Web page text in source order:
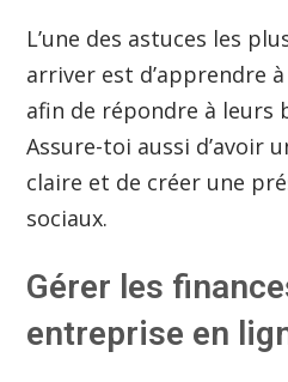
L’une des astuces les
arriver est d’apprendre
afin de répondre à leurs
Assure-toi aussi d’avoir
claire et de créer une
sociaux.
Gérer les
entreprise en